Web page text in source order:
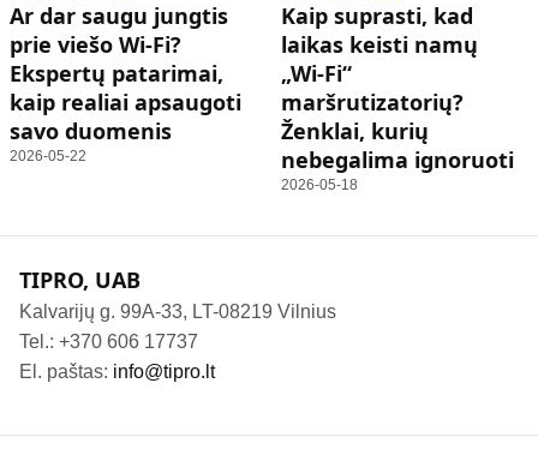
Ar dar saugu jungtis
prie viešo Wi-Fi?
Ekspertų patarimai,
kaip realiai apsaugoti
savo duomenis
2026-05-22
Kaip suprasti, kad
laikas keisti namų
„Wi‑Fi“
maršrutizatorių?
Ženklai, kurių
nebegalima ignoruoti
2026-05-18
TIPRO, UAB
Kalvarijų g. 99A-33, LT-08219 Vilnius
Tel.: +370 606 17737
El. paštas: info@tipro.lt